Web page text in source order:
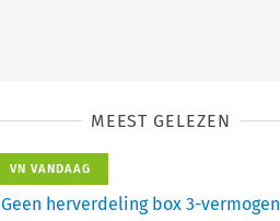
MEEST GELEZEN
VN VANDAAG
Geen herverdeling box 3-vermogen